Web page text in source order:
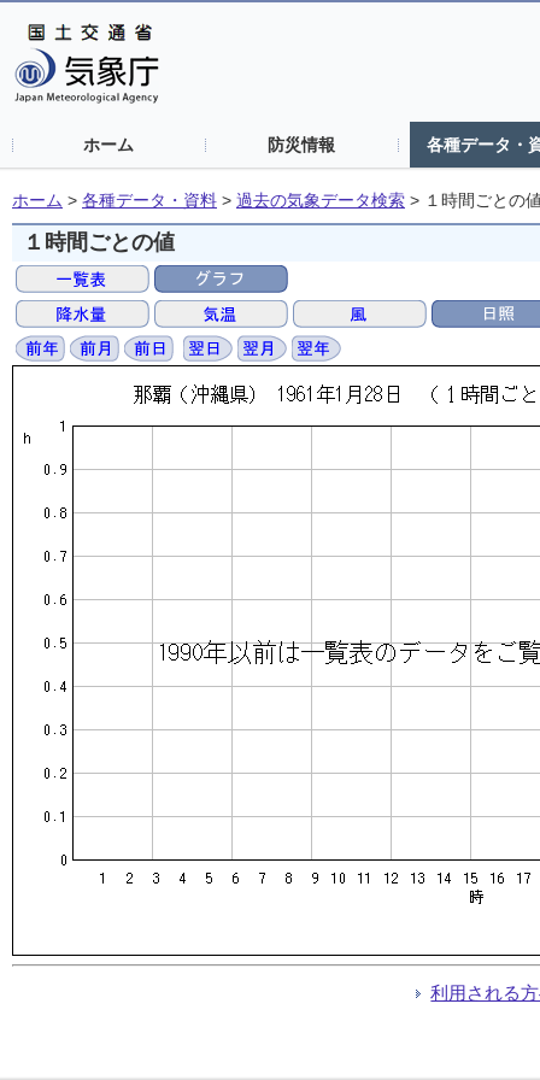
ホーム 防災情報 各種データ・
ホーム > 各種データ・資料 > 過去の気象データ検索 > １時間ごとの
１時間ごとの値
利用される